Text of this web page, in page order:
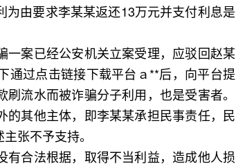
由要求李某某返还13万元并支付利息是
案已经公安机关立案受理，应驳回赵某
通过点击链接下载平台ａ**后，向平台提
流水而被诈骗分子利用，也是受害者。
其他主体，即李某某承担民事责任，民
张不予支持。
合法根据，取得不当利益，造成他人损